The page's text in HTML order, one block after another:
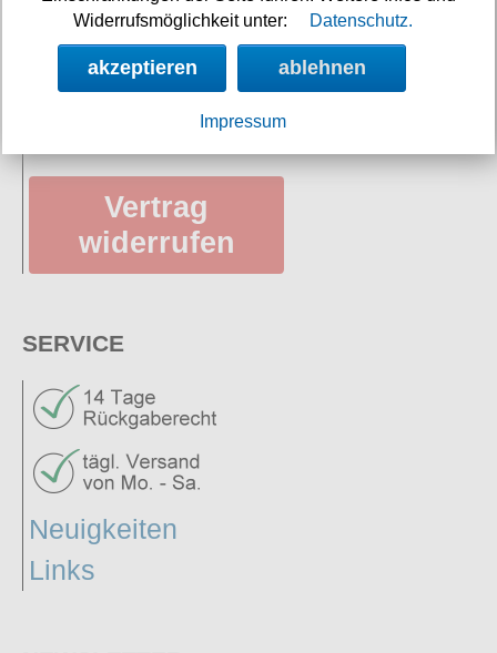
Versandkosten
Datenschutz
Vertrag
widerrufen
SERVICE
Neuigkeiten
Links
Widerrufsmöglichkeit unter:
Datenschutz.
akzeptieren ablehnen
Impressum